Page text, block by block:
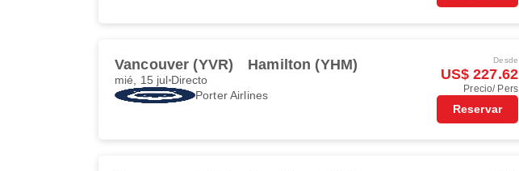
Vancouver (YVR) Hamilton (YHM)
mié, 15 jul Directo
Porter Airlines
Desde
US$ 227.62
Precio/ Pers
Reservar